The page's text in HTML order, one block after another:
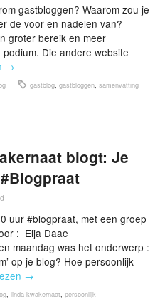
gastbloggen? Waarom zou je
de voor en nadelen van?
groter bereik en meer
Die andere website
→
gastblog, gastbloggen, samenvatting
blogt: Je
uur #blogpraat, met een groep
: Elja Daae
maandag was het onderwerp :
op je blog? Hoe persoonlijk
→
, linda kwakernaat, persoonlijk